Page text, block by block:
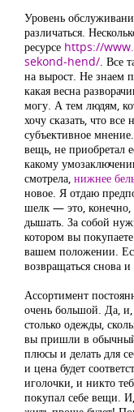
Уровень
различаться.
ресурсе https://
sekond-hend/. Все
на вырост. Не знаем
какая весна
могу. А тем людям,
хочу сказать, что
субъективное
вещь, не приобретал
какому
смотрела, нижнее
новое. Я отдаю
шелк — это, конечно,
дышать. За собой
котором вы
вашем положении.
возвращаться снова и
Ассортимент
очень большой. Да,
столько одежды,
вы пришли в обычный
плюсы и делать для
и цена будет
иголочки, и никто
покупал себе вещи.